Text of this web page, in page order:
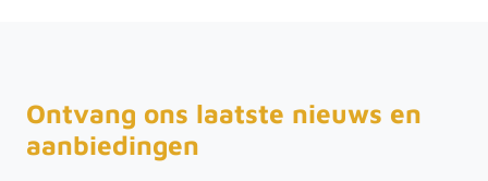
Ontvang ons laatste nieuws en
aanbiedingen